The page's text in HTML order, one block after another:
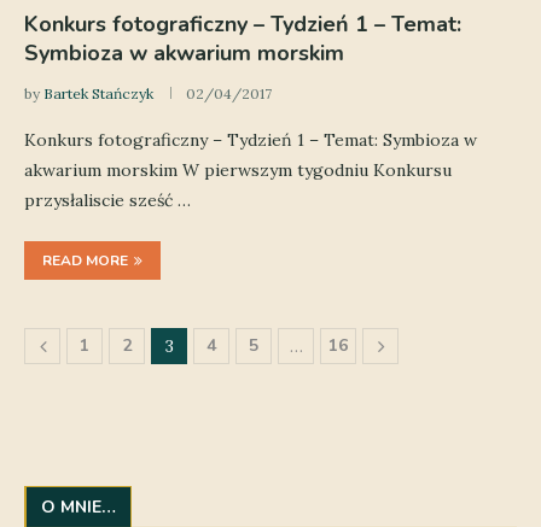
Konkurs fotograficzny – Tydzień 1 – Temat:
Symbioza w akwarium morskim
by Bartek Stańczyk 02/04/2017
Konkurs fotograficzny – Tydzień 1 – Temat: Symbioza w
akwarium morskim W pierwszym tygodniu Konkursu
przysłaliscie sześć …
READ MORE
1 2 3 4 5 … 16
O MNIE…